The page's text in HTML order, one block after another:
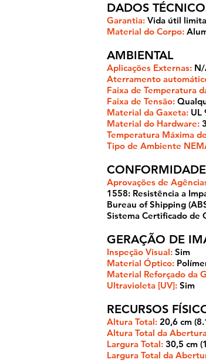
DADOS
Garantia: Vida útil
Material do Corpo:
AMBIENTAL
Aplicações Externas:
Aterramento
Faixa de Temperatura
Faixa de Tensão:
Material da Gaxeta: UL
Material do Hardware:
Temperatura Máxima
Tipo de Ambiente
Aprovações de
1558: Resistência a
Bureau of Shipping
Sistema Certificado de
GERAÇÃO DE
Inspeção Visual: Sim
Material Óptico:
Material Reforçado da
Ultravioleta [UV]: Sim
RECURSOS
Altura Total: 20,6 cm
Altura Total da
Largura Total: 30,5 cm
Largura Total da